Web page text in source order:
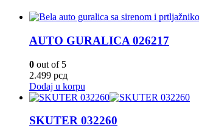
AUTO GURALICA 026217
0 out of 5
2.499 рсд
Dodaj u korpu
SKUTER 032260